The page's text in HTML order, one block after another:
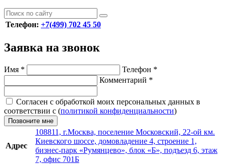
Телефон: +7(499) 702 45 50
Заявка на звонок
Имя * Телефон *
Комментарий *
Согласен с обработкой моих персональных данных в
соответствии с (политикой конфиденциальности)
Позвоните мне
Адрес
108811, г.Москва, поселение Московский, 22-ой км.
Киевского шоссе, домовладение 4, строение 1,
бизнес-парк «Румянцево», блок «Б», подъезд 6, этаж
7, офис 701Б